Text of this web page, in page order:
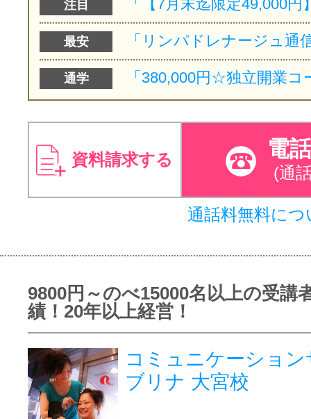
注目
最安
通学
資料請求する 電
(通
通話料無料につ
9800円～のべ15000名以上の受講
績！20年以上経営！
コミュニケーショ
ブリナ 大宮校